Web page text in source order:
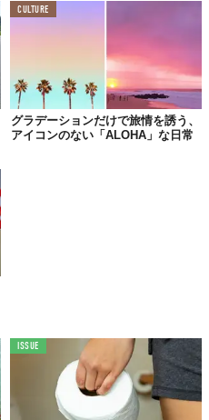
CULTURE
グラデーションだけで旅情を誘う、
アイコンのない「ALOHA」な日常
ISSUE